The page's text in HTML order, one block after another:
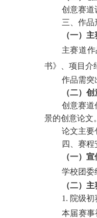
创意赛道
三、作品
（一）
主赛道
书》、项目介
作品需突
（二）
创意赛道
景的创意论文。
论文主要
四、赛程
（一）
学校团委
（二）
1. 院级初
本届赛